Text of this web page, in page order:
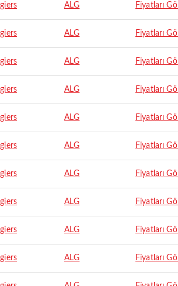
ALG Fiyatları
ALG Fiyatları
ALG Fiyatları
ALG Fiyatları
ALG Fiyatları
ALG Fiyatları
ALG Fiyatları
ALG Fiyatları
ALG Fiyatları
ALG Fiyatları